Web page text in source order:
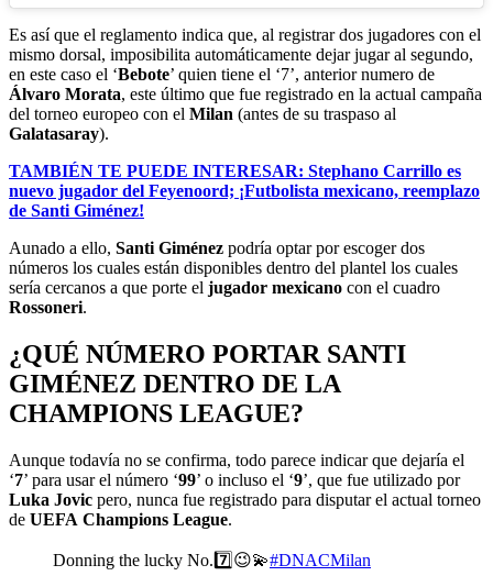
Es así que el reglamento indica que, al registrar dos jugadores con el
mismo dorsal, imposibilita automáticamente dejar jugar al segundo,
en este caso el ‘Bebote’ quien tiene el ‘7’, anterior numero de
Álvaro Morata, este último que fue registrado en la actual campaña
del torneo europeo con el Milan (antes de su traspaso al
Galatasaray).
TAMBIÉN TE PUEDE INTERESAR: Stephano Carrillo es
nuevo jugador del Feyenoord; ¡Futbolista mexicano, reemplazo
de Santi Giménez!
Aunado a ello, Santi Giménez podría optar por escoger dos
números los cuales están disponibles dentro del plantel los cuales
sería cercanos a que porte el jugador mexicano con el cuadro
Rossoneri.
¿QUÉ NÚMERO PORTAR SANTI
GIMÉNEZ DENTRO DE LA
CHAMPIONS LEAGUE?
Aunque todavía no se confirma, todo parece indicar que dejaría el
‘7’ para usar el número ‘99’ o incluso el ‘9’, que fue utilizado por
Luka Jovic pero, nunca fue registrado para disputar el actual torneo
de UEFA Champions League.
Donning the lucky No.7️⃣😉💫#DNACMilan